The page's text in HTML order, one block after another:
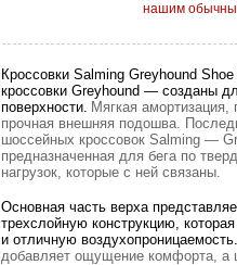
нашим
Кроссовки Salming Greyhound
кроссовки Greyhound — созданы
поверхности. Мягкая
прочная внешняя подошва.
шоссейных кроссовок Salming —
предназначенная для бега по
нагрузок, которые с ней связаны.
Основная часть верха
трехслойную конструкцию,
и отличную воздухопроницаемость.
добавляет ощущение комфорта, а